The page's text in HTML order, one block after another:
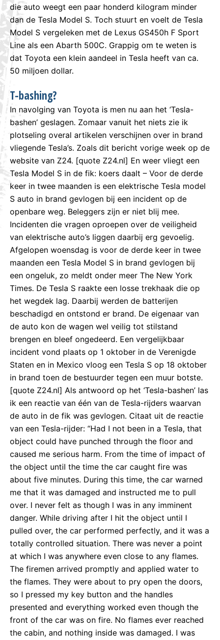
die auto weegt een paar honderd kilogram minder
dan de Tesla Model S. Toch stuurt en voelt de Tesla
Model S vergeleken met de Lexus GS450h F Sport
Line als een Abarth 500C. Grappig om te weten is
dat Toyota een klein aandeel in Tesla heeft van ca.
50 miljoen dollar.
T-bashing?
In navolging van Toyota is men nu aan het ‘Tesla-
bashen’ geslagen. Zomaar vanuit het niets zie ik
plotseling overal artikelen verschijnen over in brand
vliegende Tesla’s. Zoals dit bericht vorige week op de
website van Z24. [quote Z24.nl] En weer vliegt een
Tesla Model S in de fik: koers daalt – Voor de derde
keer in twee maanden is een elektrische Tesla model
S auto in brand gevlogen bij een incident op de
openbare weg. Beleggers zijn er niet blij mee.
Incidenten die vragen oproepen over de veiligheid
van elektrische auto’s liggen daarbij erg gevoelig.
Afgelopen woensdag is voor de derde keer in twee
maanden een Tesla Model S in brand gevlogen bij
een ongeluk, zo meldt onder meer The New York
Times. De Tesla S raakte een losse trekhaak die op
het wegdek lag. Daarbij werden de batterijen
beschadigd en ontstond er brand. De eigenaar van
de auto kon de wagen wel veilig tot stilstand
brengen en bleef ongedeerd. Een vergelijkbaar
incident vond plaats op 1 oktober in de Verenigde
Staten en in Mexico vloog een Tesla S op 18 oktober
in brand toen de bestuurder tegen een muur botste.
[quote Z24.nl] Als antwoord op het ‘Tesla-bashen’ las
ik een reactie van één van de Tesla-rijders waarvan
de auto in de fik was gevlogen. Citaat uit de reactie
van een Tesla-rijder: “Had I not been in a Tesla, that
object could have punched through the floor and
caused me serious harm. From the time of impact of
the object until the time the car caught fire was
about five minutes. During this time, the car warned
me that it was damaged and instructed me to pull
over. I never felt as though I was in any imminent
danger. While driving after I hit the object until I
pulled over, the car performed perfectly, and it was a
totally controlled situation. There was never a point
at which I was anywhere even close to any flames.
The firemen arrived promptly and applied water to
the flames. They were about to pry open the doors,
so I pressed my key button and the handles
presented and everything worked even though the
front of the car was on fire. No flames ever reached
the cabin, and nothing inside was damaged. I was